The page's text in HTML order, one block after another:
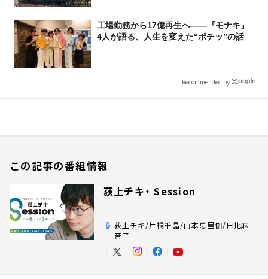
工場勤務から17億再生へ——『モナキ』
4人が語る、人生を変えた“ポチッ”の話
Recommended by
この記事の番組情報
荻上チキ・ Session
荻上チキ/片桐千晶/山本恵里伽/日比麻
音子